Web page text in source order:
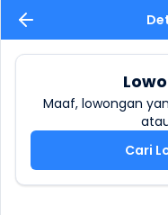
Maaf, lowongan
Cari